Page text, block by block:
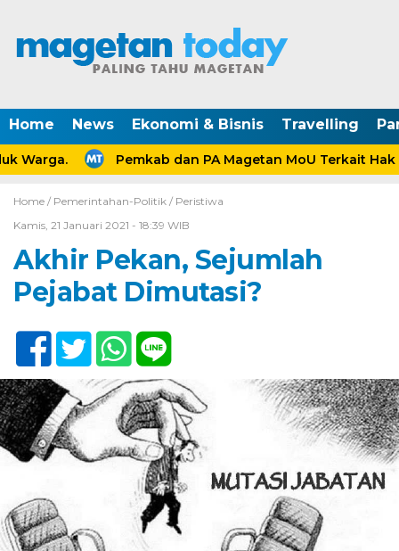
Home News Ekonomi & Bisnis Travelling
Warga. Pemkab dan PA Magetan MoU Terkait Hak
Home / Pemerintahan-Politik / Peristiwa
Kamis, 21 Januari 2021 - 18:39 WIB
Akhir Pekan, Sejumlah
Pejabat Dimutasi?